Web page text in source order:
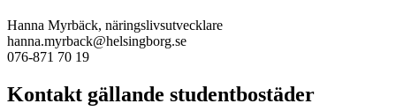
Hanna Myrbäck, näringslivsutvecklare
hanna.myrback@helsingborg.se
076-871 70 19
Kontakt gällande studentbostäder